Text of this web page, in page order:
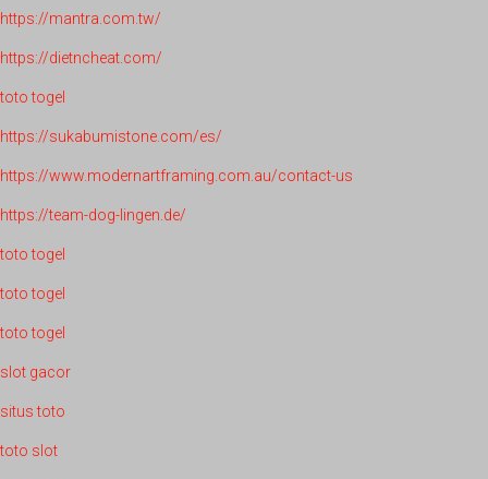
https://mantra.com.tw/
https://dietncheat.com/
toto togel
https://sukabumistone.com/es/
https://www.modernartframing.com.au/contact-us
https://team-dog-lingen.de/
toto togel
toto togel
toto togel
slot gacor
situs toto
toto slot